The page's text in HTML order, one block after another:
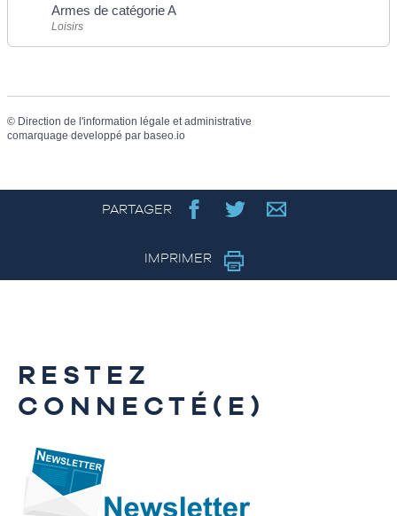
Armes de catégorie A
Loisirs
© Direction de l'information légale et administrative
comarquage developpé par baseo.io
PARTAGER
IMPRIMER
RESTEZ
CONNECTÉ(E)